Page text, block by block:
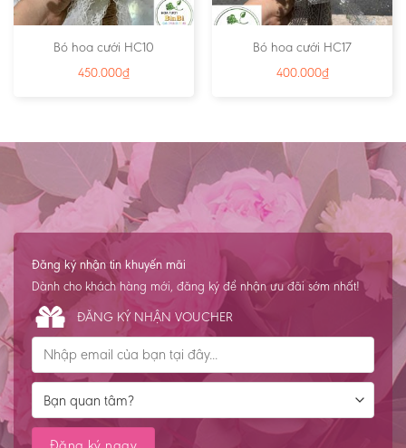
Bó hoa cưới HC10
450.000₫
Bó hoa cưới HC17
400.000₫
Đăng ký nhận tin khuyến mãi
Dành cho khách hàng mới, đăng ký để nhận ưu đãi sớm nhất!
ĐĂNG KÝ NHẬN VOUCHER